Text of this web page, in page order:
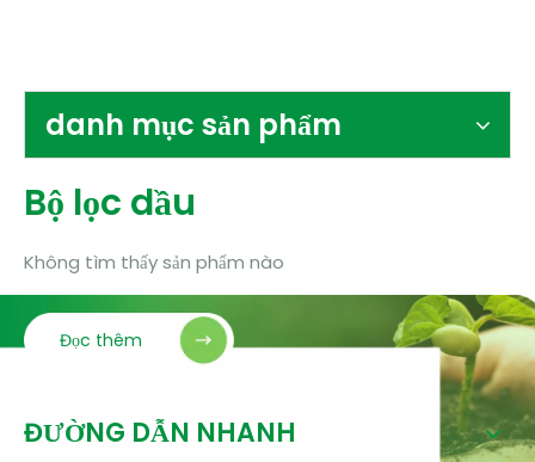
danh mục sản phẩm
Bộ lọc dầu
Không tìm thấy sản phẩm nào
Đọc thêm
ĐƯỜNG DẪN NHANH